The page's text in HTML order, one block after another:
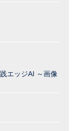
エッジAI ～画像